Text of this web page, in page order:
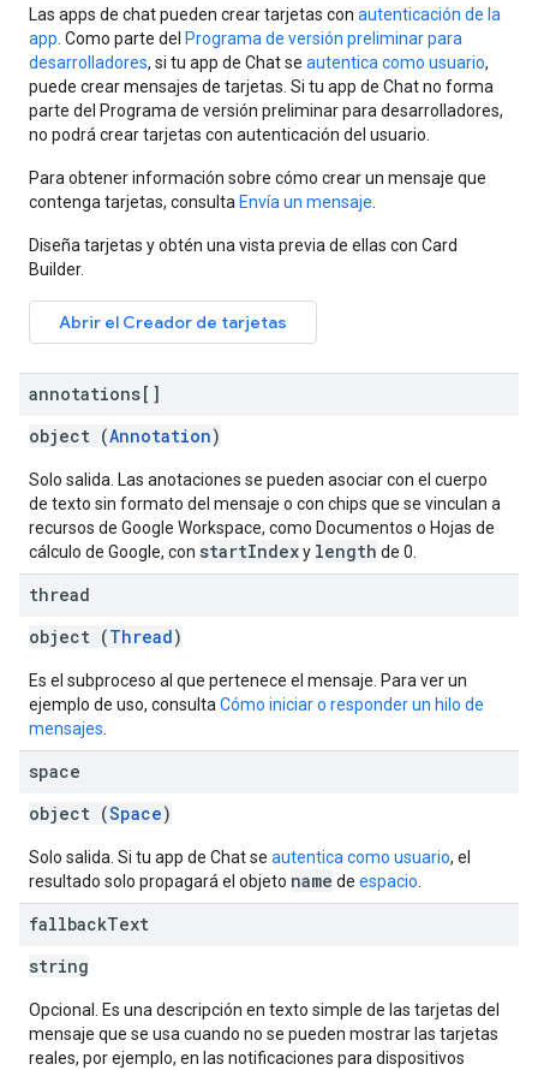
Las apps de chat pueden crear tarjetas con autenticación de la
app . Como parte del Programa de versión preliminar para
desarrolladores, si tu app de Chat se autentica como usuario,
puede crear mensajes de tarjetas. Si tu app de Chat no forma
parte del Programa de versión preliminar para desarrolladores,
no podrá crear tarjetas con autenticación del usuario.
Para obtener información sobre cómo crear un mensaje que
contenga tarjetas, consulta Envía un mensaje
Diseña tarjetas y obtén una vista previa de ellas con Card
Builder.
Abrir el Creador de tarjetas
annotations[]
object (Annotation)
Solo salida. Las anotaciones se pueden asociar con el cuerpo
de texto sin formato del mensaje o con chips que se vinculan a
recursos de Google Workspace, como Documentos o Hojas de
cálculo de Google, con startIndexy length de 0.
thread
object (Thread)
Es el subproceso al que pertenece el mensaje. Para ver un
ejemplo de uso, consulta Cómo iniciar o responder un hilo de
mensajes
space
object (Space)
Solo salida. Si tu app de Chat se autentica como usuario, el
resultado solo propagará el objeto name de espacio
fallbackText
string
Opcional. Es una descripción en texto simple de las tarjetas del
mensaje que se usa cuando no se pueden mostrar las tarjetas
reales, por ejemplo, en las notificaciones para dispositivos